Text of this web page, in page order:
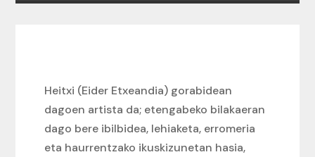
Heitxi (Eider Etxeandia) gorabidean
dagoen artista da; etengabeko bilakaeran
dago bere ibilbidea, lehiaketa, erromeria
eta haurrentzako ikuskizunetan hasia,